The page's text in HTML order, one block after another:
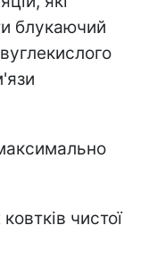
блукаючий
чистої